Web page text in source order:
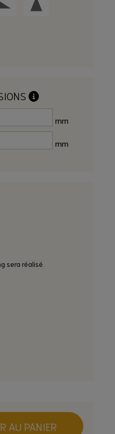
mm
mm
sera réalisé.
AU PANIER